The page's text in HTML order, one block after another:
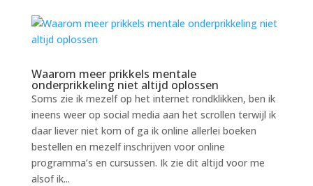
Waarom meer prikkels mentale
onderprikkeling niet altijd oplossen
Soms zie ik mezelf op het internet rondklikken, ben ik
ineens weer op social media aan het scrollen terwijl ik
daar liever niet kom of ga ik online allerlei boeken
bestellen en mezelf inschrijven voor online
programma’s en cursussen. Ik zie dit altijd voor me
alsof ik...